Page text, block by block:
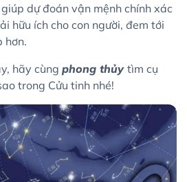
dự đoán vận mệnh chính xác
hữu ích cho con người, đem tới
hơn.
hãy cùng phong thủy tìm cụ
trong Cửu tinh nhé!